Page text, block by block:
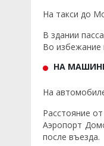
На такси до
В здании
Во избежание
НА
На
Расстояние
Аэропорт
после въезда.